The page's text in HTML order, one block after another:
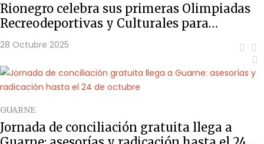
Rionegro celebra sus primeras Olimpiadas
Recreodeportivas y Culturales para
Personas Mayores
28 Octubre 2025
GUARNE
Jornada de conciliación gratuita llega a